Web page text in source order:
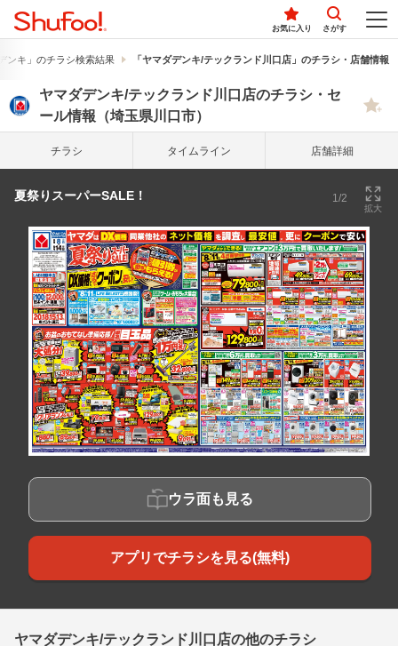
お気に入り さがす
ンキ」のチラシ検索結果 「ヤマダデンキ/テックランド川口店」のチラシ・店舗情報
ヤマダデンキ/テックランド川口店のチラシ・セ
ール情報（埼玉県川口市）
チラシ タイム ライン 店舗詳細
夏祭りスーパーSALE！ 1/2
拡大
ウラ面も見る
アプリでチラシを見る(無料)
ヤマダデンキ/テックランド川口店の他のチラシ